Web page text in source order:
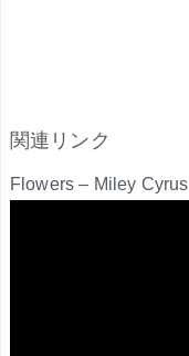
関連リンク
Flowers – Miley Cyrus